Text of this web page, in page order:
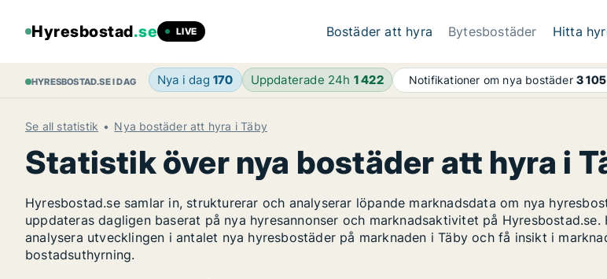
Hyresbostad.se LIVE Bostäder att hyra Bytesbostäder Hitta
HYRESBOSTAD.SE I DAG Nya i dag 170 Uppdaterade 24h 1 422 Notifikationer om nya bostäder3 105
Se all statistik Nya bostäder att hyra i Täby
Statistik över nya bostäder att hyra i
Hyresbostad.se samlar in, strukturerar och analyserar löpande marknadsdata om nya
uppdateras dagligen baserat på nya hyresannonser och marknadsaktivitet på Hyresbostad.se.
analysera utvecklingen i antalet nya hyresbostäder på marknaden i Täby och få insikt i
bostadsuthyrning.